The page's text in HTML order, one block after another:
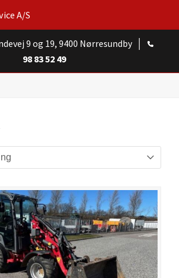
A/S
9 og 19, 9400 Nørresundby
98 83 52 49